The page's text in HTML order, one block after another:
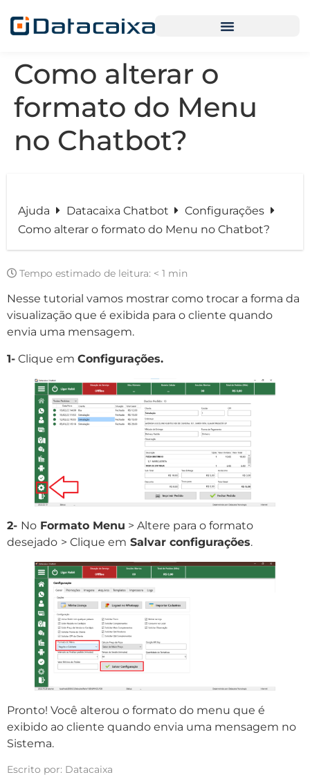
Como alterar o
formato do Menu
no Chatbot?
Ajuda Datacaixa Chatbot
Configurações
Como alterar o formato do Menu no Chatbot?
Tempo estimado de leitura: < 1 min
Nesse tutorial vamos mostrar como trocar a forma da
visualização que é exibida para o cliente quando
envia uma mensagem.
1- Clique em Configurações.
2- No Formato Menu > Altere para o formato
desejado > Clique em Salvar configurações.
Pronto! Você alterou o formato do menu que é
exibido ao cliente quando envia uma mensagem no
Sistema.
Escrito por: Datacaixa